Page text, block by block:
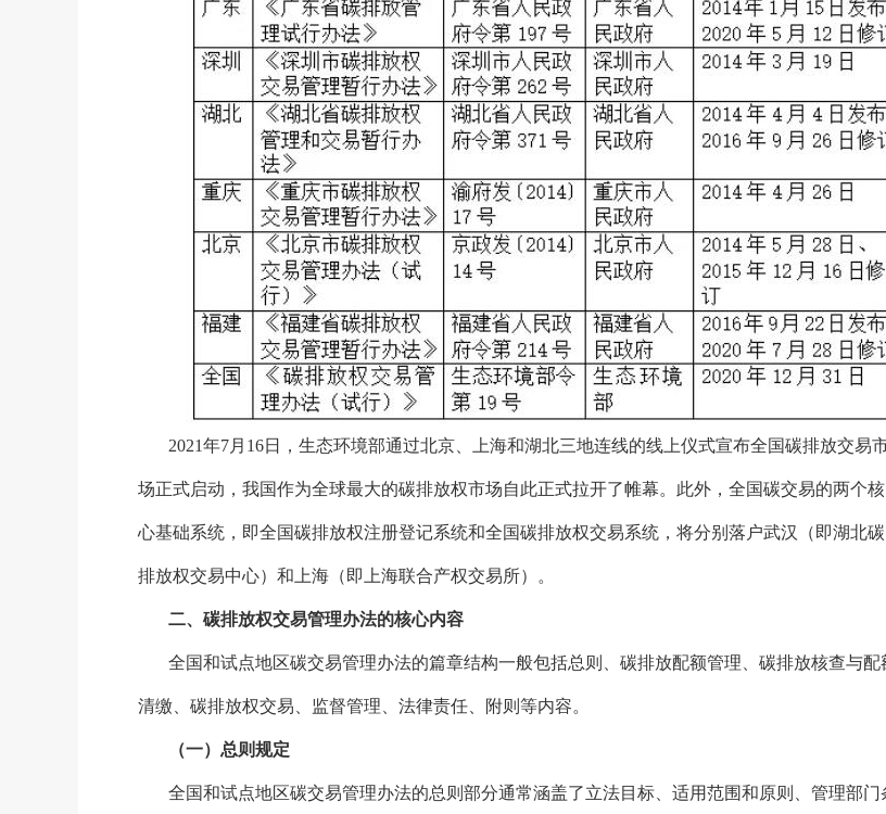
2021年7月16日，生态环境部通过北京、上海和湖北三地连线的线上仪式宣布全国碳排放交易
场正式启动，我国作为全球最大的碳排放权市场自此正式拉开了帷幕。此外，全国碳交易的两个核
心基础系统，即全国碳排放权注册登记系统和全国碳排放权交易系统，将分别落户武汉（即湖北碳
排放权交易中心）和上海（即上海联合产权交易所）。
二、碳排放权交易管理办法的核心内容
全国和试点地区碳交易管理办法的篇章结构一般包括总则、碳排放配额管理、碳排放核查与配
清缴、碳排放权交易、监督管理、法律责任、附则等内容。
（一）总则规定
全国和试点地区碳交易管理办法的总则部分通常涵盖了立法目标、适用范围和原则、管理部门